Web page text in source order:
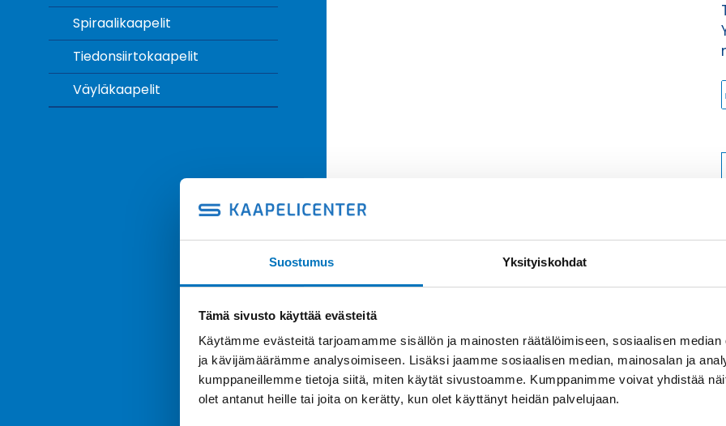
Suostumus Yksityiskohdat
Tämä sivusto käyttää evästeitä
Käytämme evästeitä tarjoamamme sisällön ja mainosten räätälöimiseen, sosiaalisen
ja kävijämäärämme analysoimiseen. Lisäksi jaamme sosiaalisen median, mainosalan ja
kumppaneillemme tietoja siitä, miten käytät sivustoamme. Kumppanimme voivat yhdistää
olet antanut heille tai joita on kerätty, kun olet käyttänyt heidän palvelujaan.
Spiraalikaapelit
Tiedonsiirtokaapelit
Väyläkaapelit